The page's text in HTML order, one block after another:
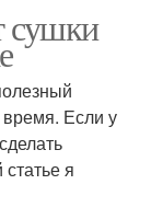
сушки
время. Если у
я